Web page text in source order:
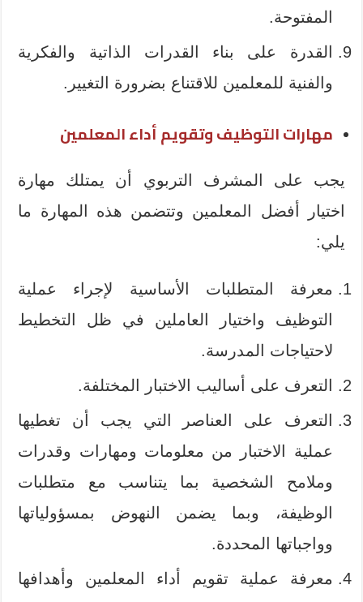
المفتوحة.
القدرة على بناء القدرات الذاتية والفكرية
والفنية للمعلمين للاقتناع بضرورة التغيير.
مهارات التوظيف وتقويم أداء المعلمين
يجب على المشرف التربوي أن يمتلك مهارة
اختيار أفضل المعلمين وتتضمن هذه المهارة ما
يلي:
معرفة المتطلبات الأساسية لإجراء عملية
التوظيف واختيار العاملين في ظل التخطيط
لاحتياجات المدرسة.
التعرف على أساليب الاختبار المختلفة.
التعرف على العناصر التي يجب أن تغطيها
عملية الاختبار من معلومات ومهارات وقدرات
وملامح الشخصية بما يتناسب مع متطلبات
الوظيفة، وبما يضمن النهوض بمسؤولياتها
وواجباتها المحددة.
معرفة عملية تقويم أداء المعلمين وأهدافها